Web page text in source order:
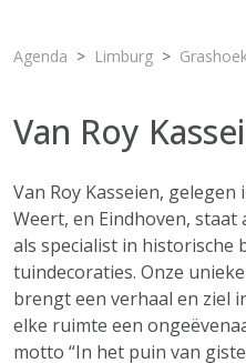
Agenda Limburg
Van Roy
Van Roy Kasseien,
Weert, en Eindhoven, staat
als specialist in historische
tuindecoraties. Onze
brengt een verhaal en ziel
elke ruimte een
motto “In het puin van